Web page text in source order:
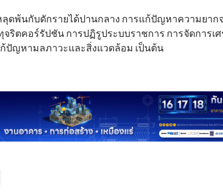
ลุดพ้นกับดักรายได้ปานกลาง การแก้ปัญหาความยาก
ริตคอร์รัปชัน การปฏิรูประบบราชการ การจัดการเ
ก้ปัญหามลภาวะและสิ่งแวดล้อม เป็นต้น